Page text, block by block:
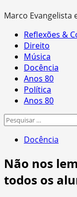
Marco Evangelista
Primary
Menu
Reflexões &
Direito
Música
Docência
Anos 80
Política
Anos 80
Pesquisar
Docência
Não nos
todos os